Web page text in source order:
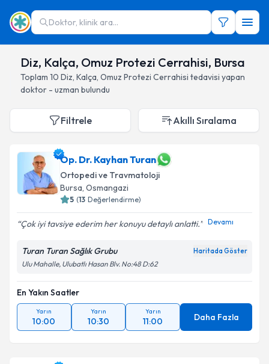
Doktor, klinik ara...
Diz, Kalça, Omuz Protezi Cerrahisi, Bursa
Toplam 10 Diz, Kalça, Omuz Protezi Cerrahisi tedavisi yapan
doktor - uzman bulundu
Filtrele Akıllı Sıralama
Op. Dr. Kayhan Turan
Ortopedi ve Travmatoloji
Bursa, Osmangazi
5 (13 Değerlendirme)
Çok iyi tavsiye ederim her konuyu detaylı anlatti. Devamı
Turan Turan Sağlık Grubu Haritada Göster
Ulu Mahalle, Ulubatlı Hasan Blv. No:48 D:62
En Yakın Saatler
Yarın
10:00
Yarın
10:30
Yarın
11:00 Daha Fazla